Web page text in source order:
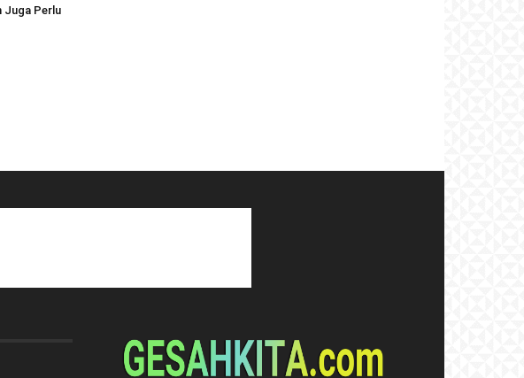
Juga Perlu